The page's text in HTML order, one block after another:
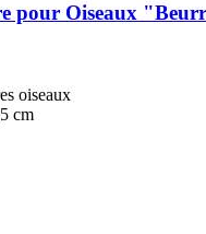
pour Oiseaux
oiseaux
cm